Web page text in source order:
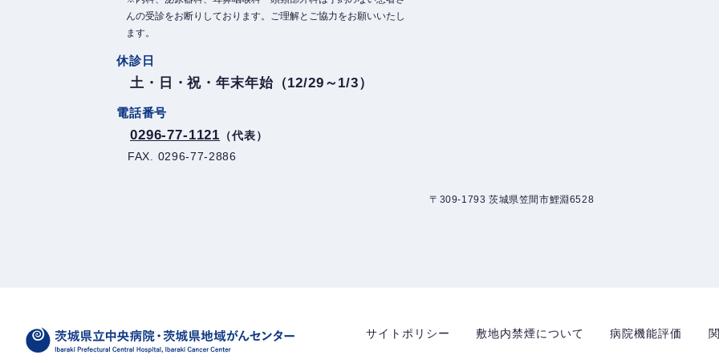
んの受診をお断りしております。ご理解とご協力をお願いいたし
ます。
休診日
土・日・祝・年末年始（12/29～1/3）
電話番号
0296-77-1121 （代表）
FAX. 0296-77-2886
〒309-1793 茨城県笠間市鯉淵6528
サイトポリシー 敷地内禁煙について 病院機能評価